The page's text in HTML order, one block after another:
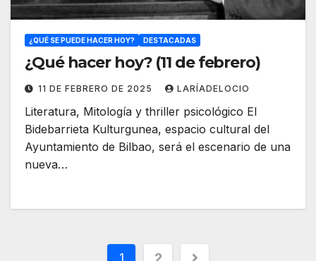
¿QUÉ SE PUEDE HACER HOY? DESTACADAS
¿Qué hacer hoy? (11 de febrero)
11 DE FEBRERO DE 2025 LARÍADELOCIO
Literatura, Mitología y thriller psicológico El
Bidebarrieta Kulturgunea, espacio cultural del
Ayuntamiento de Bilbao, será el escenario de una
nueva…
1 2